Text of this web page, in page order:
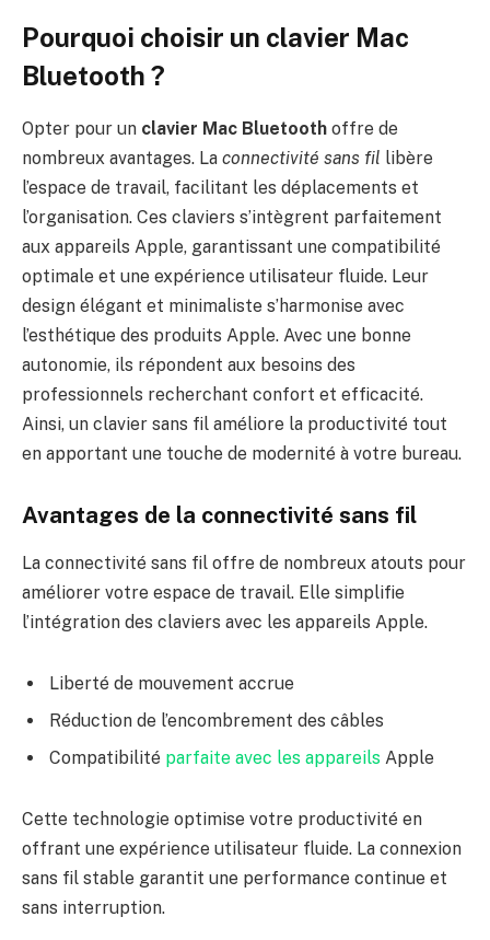
Pourquoi choisir un clavier Mac
Bluetooth ?
Opter pour un clavier Mac Bluetooth offre de
nombreux avantages. La connectivité sans fil libère
l’espace de travail, facilitant les déplacements et
l’organisation. Ces claviers s’intègrent parfaitement
aux appareils Apple, garantissant une compatibilité
optimale et une expérience utilisateur fluide. Leur
design élégant et minimaliste s’harmonise avec
l’esthétique des produits Apple. Avec une bonne
autonomie, ils répondent aux besoins des
professionnels recherchant confort et efficacité.
Ainsi, un clavier sans fil améliore la productivité tout
en apportant une touche de modernité à votre bureau.
Avantages de la connectivité sans fil
La connectivité sans fil offre de nombreux atouts pour
améliorer votre espace de travail. Elle simplifie
l’intégration des claviers avec les appareils Apple.
Liberté de mouvement accrue
Réduction de l’encombrement des câbles
Compatibilité parfaite avec les appareils Apple
Cette technologie optimise votre productivité en
offrant une expérience utilisateur fluide. La connexion
sans fil stable garantit une performance continue et
sans interruption.